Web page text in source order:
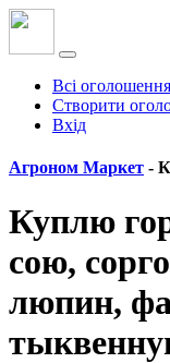
Всі оголошення
Створити
Вхід
Агроном Маркет -
Куплю
сою,
люпин,